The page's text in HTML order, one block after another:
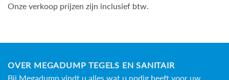
Onze verkoop prijzen zijn inclusief btw.
OVER MEGADUMP TEGELS EN SANITAIR
Bij Megadump vindt u alles wat u nodig heeft voor uw